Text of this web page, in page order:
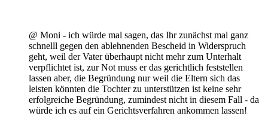
@ Moni - ich würde mal sagen, das Ihr zunächst mal ganz
schnelll gegen den ablehnenden Bescheid in Widerspruch
geht, weil der Vater überhaupt nicht mehr zum Unterhalt
verpflichtet ist, zur Not muss er das gerichtlich feststellen
lassen aber, die Begründung nur weil die Eltern sich das
leisten könnten die Tochter zu unterstützen ist keine sehr
erfolgreiche Begründung, zumindest nicht in diesem Fall - da
würde ich es auf ein Gerichtsverfahren ankommen lassen!